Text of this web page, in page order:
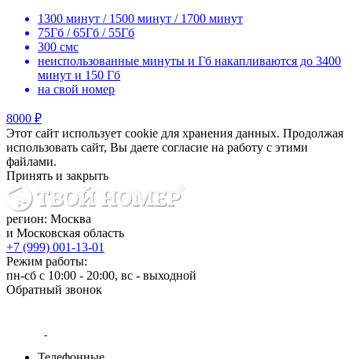
1300 минут / 1500 минут / 1700 минут
75Гб / 65Гб / 55Гб
300 смс
неиспользованные минуты и Гб накапливаются до 3400
минут и 150 Гб
на свой номер
8000 ₽
Этот сайт использует cookie для хранения данных. Продолжая
использовать сайт, Вы даете согласие на работу с этими
файлами.
Принять и закрыть
регион: Москва
и Московская область
+7 (999) 001-13-01
Режим работы:
пн-сб с 10:00 - 20:00, вс - выходной
Обратный звонок